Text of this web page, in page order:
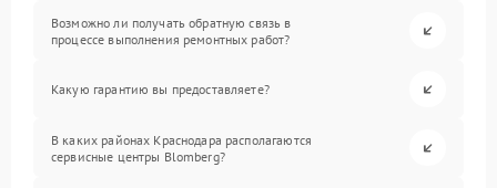
Возможно ли получать обратную связь в
процессе выполнения ремонтных работ?
Какую гарантию вы предоставляете?
В каких районах Краснодара располагаются
сервисные центры Blomberg?